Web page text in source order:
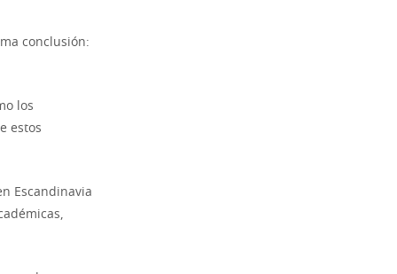
conclusión:
los
estos
Escandinavia